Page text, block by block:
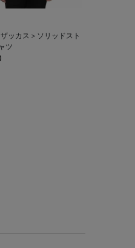
ッカス＞ソリッドスト
ツ